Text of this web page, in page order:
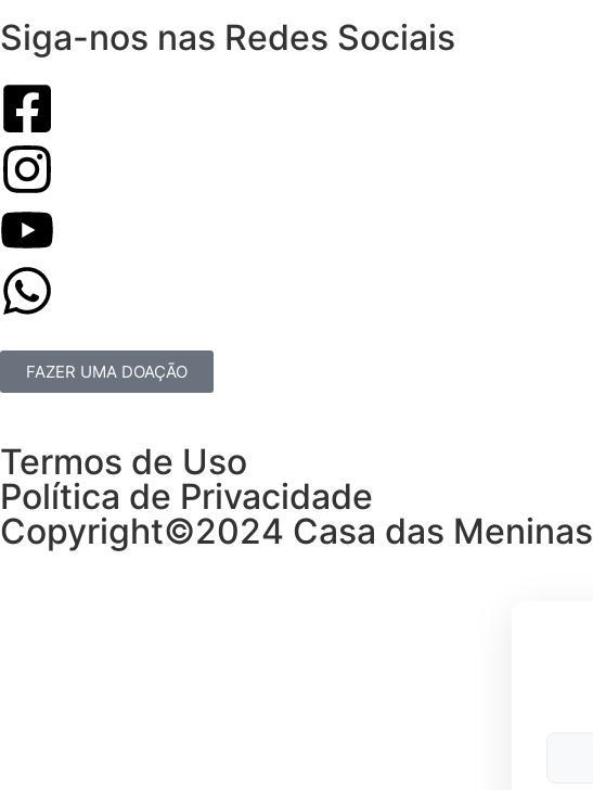
Siga-nos nas Redes Sociais
FAZER UMA DOAÇÃO
Termos de Uso
Política de Privacidade
Copyright©2024 Casa das Meninas